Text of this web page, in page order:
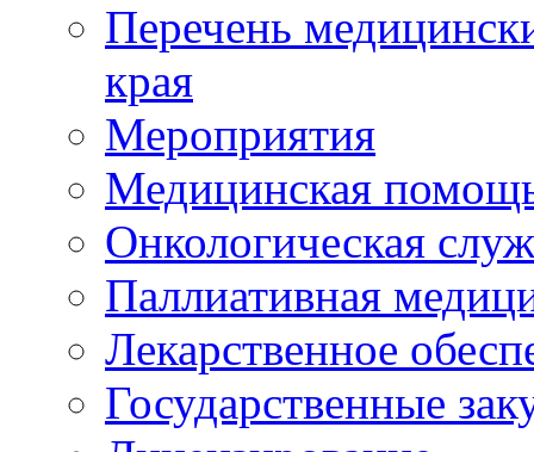
Перечень
края
Мероприятия
Медицинская
Онкологическая
Паллиативная
Лекарственное
Государственные